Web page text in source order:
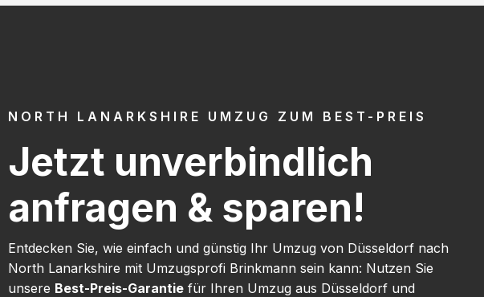
NORTH LANARKSHIRE UMZUG ZUM BEST-PREIS
Jetzt unverbindlich
anfragen & sparen!
Entdecken Sie, wie einfach und günstig Ihr Umzug von Düsseldorf nach
North Lanarkshire mit Umzugsprofi Brinkmann sein kann: Nutzen Sie
unsere Best-Preis-Garantie für Ihren Umzug aus Düsseldorf und